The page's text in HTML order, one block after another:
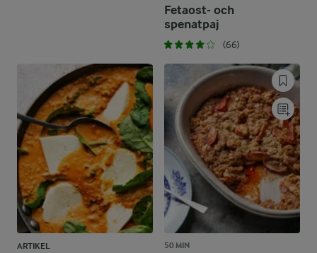
Fetaost- och
spenatpaj
(66)
ARTIKEL 50 MIN